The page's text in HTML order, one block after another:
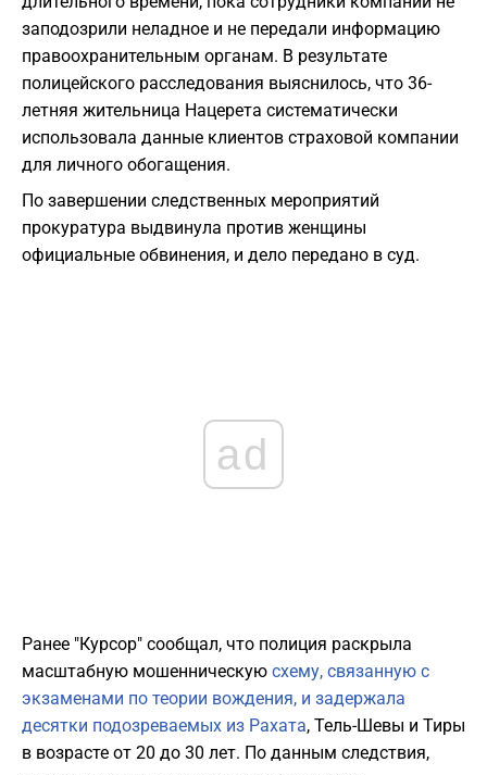
заподозрили неладное и не передали информацию
правоохранительным органам. В результате
полицейского расследования выяснилось, что 36-
летняя жительница Нацерета систематически
использовала данные клиентов страховой компании
для личного обогащения.
По завершении следственных мероприятий
прокуратура выдвинула против женщины
официальные обвинения, и дело передано в суд.
ad
Ранее "Курсор" сообщал, что полиция раскрыла
масштабную мошенническую схему, связанную с
экзаменами по теории вождения, и задержала
десятки подозреваемых из Рахата, Тель-Шевы и Тиры
в возрасте от 20 до 30 лет. По данным следствия,